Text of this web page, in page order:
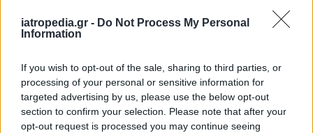
iatropedia.gr - Do Not Process My Personal
Information
If you wish to opt-out of the sale, sharing to third parties, or
processing of your personal or sensitive information for
targeted advertising by us, please use the below opt-out
section to confirm your selection. Please note that after your
opt-out request is processed you may continue seeing